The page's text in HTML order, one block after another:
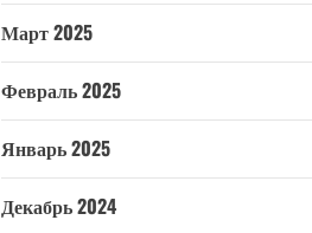
Март 2025
Февраль 2025
Январь 2025
Декабрь 2024